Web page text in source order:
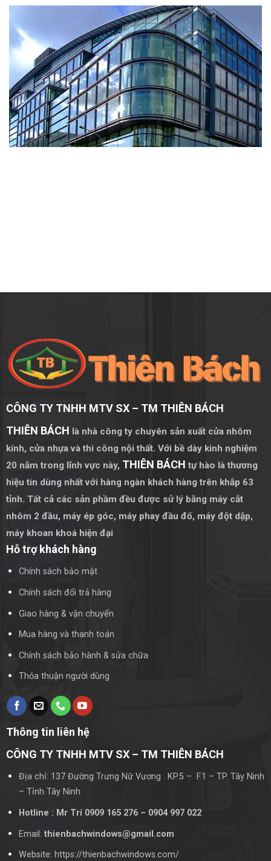
CÔNG TY TNHH MTV SX – TM THIÊN BÁCH
THIÊN BÁCH là nhà công ty chuyên sản xuất cửa nhôm
kính, cửa nhựa và thi công nội thất. Với bề dày kinh nghiệm
20 năm trong lĩnh vực này, THIÊN BÁCH tự hào là thương
hiệu tin dùng nhất với hàng ngàn khách hàng trên khắp 63
tỉnh. Tất cả các sản phầm đều được sử lý bằng máy cắt
nhôm 2 đầu, máy ép góc, máy phay đầu đố, máy đột dập,
máy khoan khoá hiện đại
Hỗ trợ khách hàng
Chính sách bảo mật
Chính sách đổi trả hàng
Giao hàng & vận chuyển
Mua hàng và thanh toán
Chính sách bảo hành & sửa chữa
Thỏa thuận người dùng
Thông tin liên hệ
CÔNG TY TNHH MTV SX – TM THIÊN BÁCH
Địa chỉ: 137 Đường Trưng Nữ Vương . KP.5 – F.1 – TP. Tây Ninh
– Tỉnh Tây Ninh
Hotline : Mr Trí 0909 165 276 – 0904 997 022
Email: thienbachwindows@gmail.com
Website: https://thienbachwindows.com/